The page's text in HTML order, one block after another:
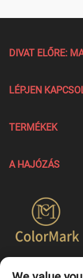
DIVAT ELŐRE:
LÉPJEN
TERMÉKEK
A HAJÓZÁS